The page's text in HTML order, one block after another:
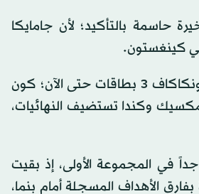
حاسمة بالتأكيد؛ لأن جامايكا
كينغستون.
وضمنت منطقة الكونكاكاف 3 بطاقات حتى الآن؛ كون
وكندا تستضيف النهائيات،
في المجموعة الأولى، إذ بقيت
الأهداف المسجلة أمام بنما،